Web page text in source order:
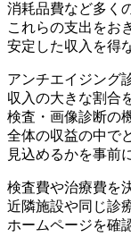
消耗品費など多く
これらの支出をお
安定した収入を得
アンチエイジング
収入の大きな割合
検査・画像診断の
全体の収益の中で
見込めるかを事前
検査費や治療費を
近隣施設や同じ診
ホームページを確